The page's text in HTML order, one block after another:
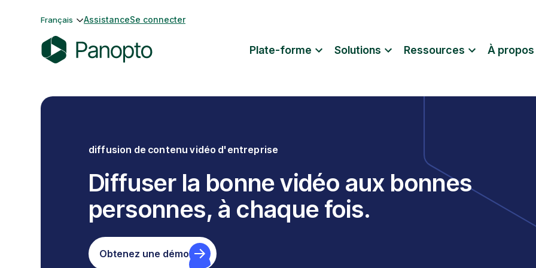
Français AssistanceSe connecter
n
Plate-forme Solutions Ressources À propos
diffusion de contenu vidéo d'entreprise
Diffuser la bonne vidéo aux bonnes
personnes, à chaque fois.
Obtenez une démo